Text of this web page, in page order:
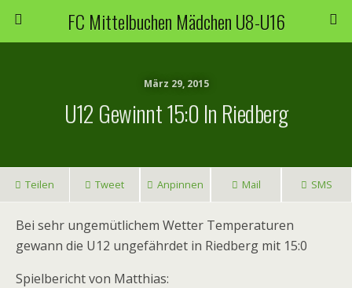
FC Mittelbuchen Mädchen U8-U16
März 29, 2015
U12 Gewinnt 15:0 In Riedberg
Teilen Tweet Anpinnen Mail SMS
Bei sehr ungemütlichem Wetter Temperaturen
gewann die U12 ungefährdet in Riedberg mit 15:0
Spielbericht von Matthias: